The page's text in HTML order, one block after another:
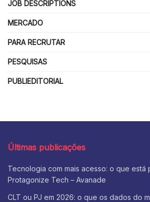
JOB DESCRIPTIONS
MERCADO
PARA RECRUTAR
PESQUISAS
PUBLIEDITORIAL
Últimas publicações
Tecnologia com mais acesso: o que está
Protagonize Tech – Avanade
CLT ou PJ em 2026: o que os dados do